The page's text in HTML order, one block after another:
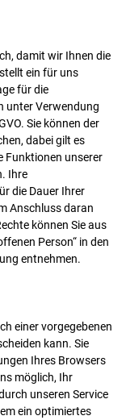
damit wir Ihnen die
ein für uns
für die
unter Verwendung
Sie können der
dabei gilt es
Funktionen unserer
Ihre
die Dauer Ihrer
Anschluss daran
können Sie aus
Person“ in den
entnehmen.
einer vorgegebenen
kann. Sie
Ihres Browsers
möglich, Ihr
unseren Service
ein optimiertes